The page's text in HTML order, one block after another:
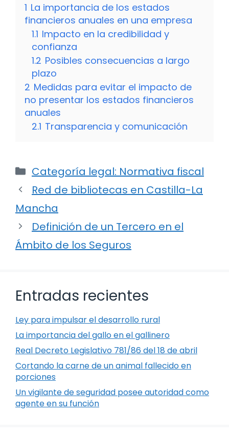
1 La importancia de los estados
financieros anuales en una empresa
1.1 Impacto en la credibilidad y
confianza
1.2 Posibles consecuencias a largo
plazo
2 Medidas para evitar el impacto de
no presentar los estados financieros
anuales
2.1 Transparencia y comunicación
Categorías
Categoría legal: Normativa fiscal
Red de bibliotecas en Castilla-La
Mancha
Definición de un Tercero en el
Ámbito de los Seguros
Entradas recientes
Ley para impulsar el desarrollo rural
La importancia del gallo en el gallinero
Real Decreto Legislativo 781/86 del 18 de abril
Cortando la carne de un animal fallecido en
porciones
Un vigilante de seguridad posee autoridad como
agente en su función